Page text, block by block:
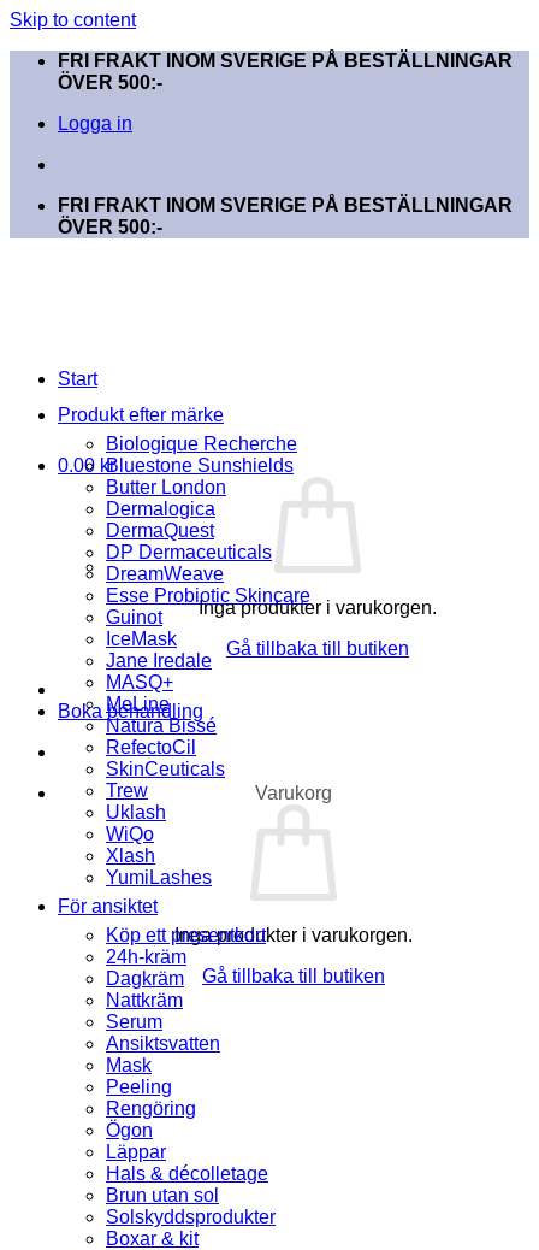
Skip to content
FRI FRAKT INOM SVERIGE PÅ BESTÄLLNINGAR
ÖVER 500:-
Logga in
FRI FRAKT INOM SVERIGE PÅ BESTÄLLNINGAR
ÖVER 500:-
0.00 kr
Inga produkter i varukorgen.
Gå tillbaka till butiken
Boka behandling
Varukorg
Inga produkter i varukorgen.
Gå tillbaka till butiken
Start
Produkt efter märke
Biologique Recherche
Bluestone Sunshields
Butter London
Dermalogica
DermaQuest
DP Dermaceuticals
DreamWeave
Esse Probiotic Skincare
Guinot
IceMask
Jane Iredale
MASQ+
MeLine
Natura Bissé
RefectoCil
SkinCeuticals
Trew
Uklash
WiQo
Xlash
YumiLashes
För ansiktet
Köp ett presentkort
24h-kräm
Dagkräm
Nattkräm
Serum
Ansiktsvatten
Mask
Peeling
Rengöring
Ögon
Läppar
Hals & décolletage
Brun utan sol
Solskyddsprodukter
Boxar & kit